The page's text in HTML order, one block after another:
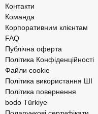
Контакти
Команда
Корпоративним клієнтам
FAQ
Публічна оферта
Політика Конфіденційності
Файли cookie
Політика використання ШІ
Політика повернення
bodo Türkiye